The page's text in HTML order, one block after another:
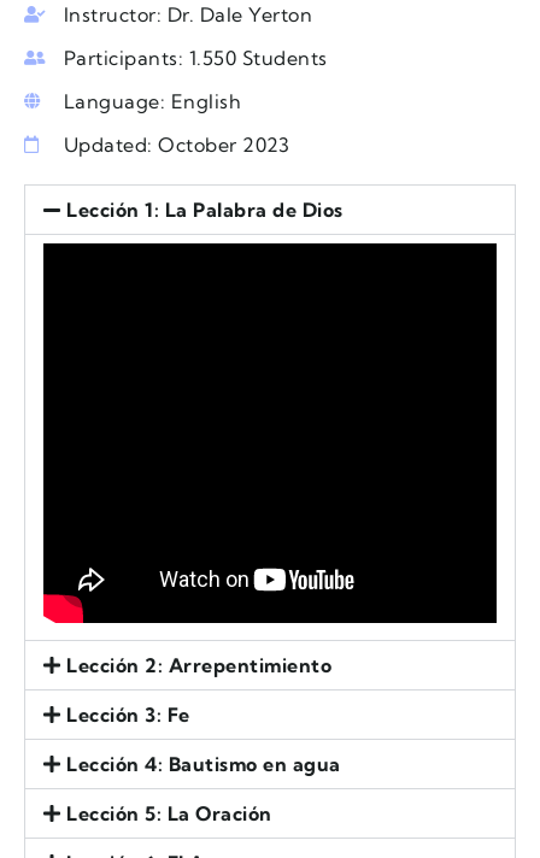
Lección 1: La Palabra de Dios
Lección 2: Arrepentimiento
Lección 3: Fe
Lección 4: Bautismo en agua
Lección 5: La Oración
Instructor: Dr. Dale Yerton
Participants: 1.550 Students
Language: English
Updated: October 2023